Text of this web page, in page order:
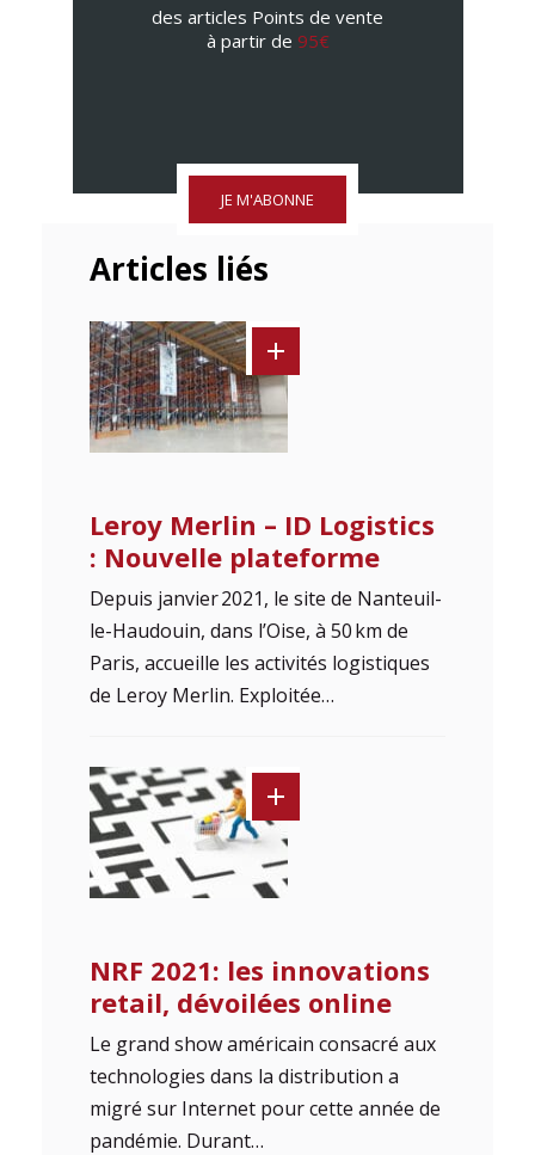
des articles Points de vente
à partir de 95€
JE M'ABONNE
Articles liés
Leroy Merlin – ID Logistics
: Nouvelle plateforme
Depuis janvier 2021, le site de Nanteuil-
le-Haudouin, dans l’Oise, à 50 km de
Paris, accueille les activités logistiques
de Leroy Merlin. Exploitée…
NRF 2021: les innovations
retail, dévoilées online
Le grand show américain consacré aux
technologies dans la distribution a
migré sur Internet pour cette année de
pandémie. Durant…